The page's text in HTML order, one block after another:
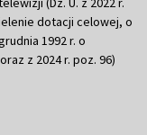
dotacji celowej, o
1992 r. o
z 2024 r. poz. 96)